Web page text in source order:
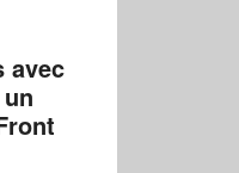
avec